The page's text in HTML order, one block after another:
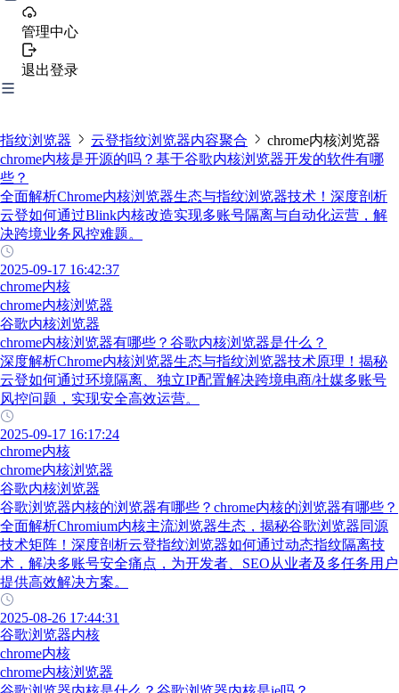
管理中心
退出登录
指纹浏览器 云登指纹浏览器内容聚合
chrome内核浏览器
chrome内核是开源的吗？基于谷歌内核浏览器开发的软件有哪
些？
全面解析Chrome内核浏览器生态与指纹浏览器技术！深度剖析
云登如何通过Blink内核改造实现多账号隔离与自动化运营，解
决跨境业务风控难题。
2025-09-17 16:42:37
chrome内核
chrome内核浏览器
谷歌内核浏览器
chrome内核浏览器有哪些？谷歌内核浏览器是什么？
深度解析Chrome内核浏览器生态与指纹浏览器技术原理！揭秘
云登如何通过环境隔离、独立IP配置解决跨境电商/社媒多账号
风控问题，实现安全高效运营。
2025-09-17 16:17:24
chrome内核
chrome内核浏览器
谷歌内核浏览器
谷歌浏览器内核的浏览器有哪些？chrome内核的浏览器有哪些？
全面解析Chromium内核主流浏览器生态，揭秘谷歌浏览器同源
技术矩阵！深度剖析云登指纹浏览器如何通过动态指纹隔离技
术，解决多账号安全痛点，为开发者、SEO从业者及多任务用户
提供高效解决方案。
2025-08-26 17:44:31
谷歌浏览器内核
chrome内核
chrome内核浏览器